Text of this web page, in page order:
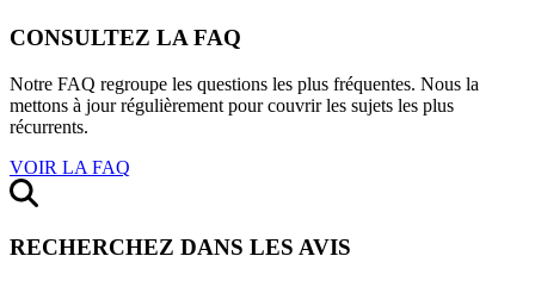
CONSULTEZ LA FAQ
Notre FAQ regroupe les questions les plus fréquentes. Nous la
mettons à jour régulièrement pour couvrir les sujets les plus
récurrents.
VOIR LA FAQ
RECHERCHEZ DANS LES AVIS